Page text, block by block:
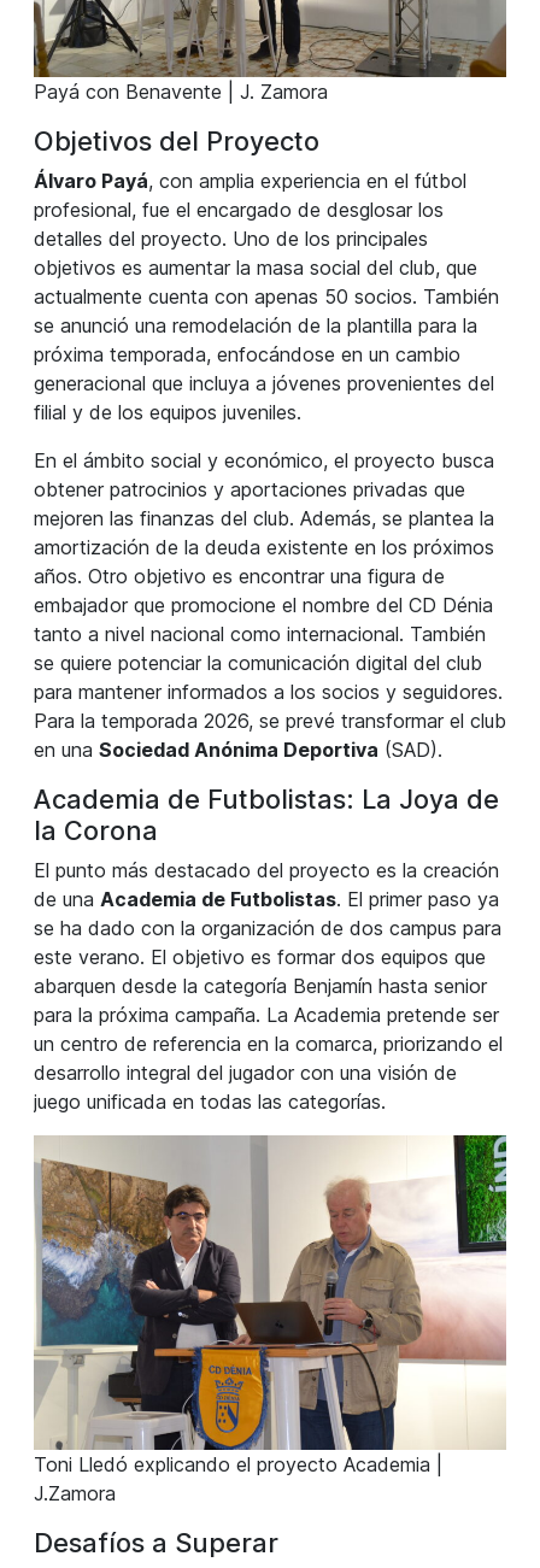
Payá con Benavente | J. Zamora
Objetivos del Proyecto
Álvaro Payá, con amplia experiencia en el fútbol
profesional, fue el encargado de desglosar los
detalles del proyecto. Uno de los principales
objetivos es aumentar la masa social del club, que
actualmente cuenta con apenas 50 socios. También
se anunció una remodelación de la plantilla para la
próxima temporada, enfocándose en un cambio
generacional que incluya a jóvenes provenientes del
filial y de los equipos juveniles.
En el ámbito social y económico, el proyecto busca
obtener patrocinios y aportaciones privadas que
mejoren las finanzas del club. Además, se plantea la
amortización de la deuda existente en los próximos
años. Otro objetivo es encontrar una figura de
embajador que promocione el nombre del CD Dénia
tanto a nivel nacional como internacional. También
se quiere potenciar la comunicación digital del club
para mantener informados a los socios y seguidores.
Para la temporada 2026, se prevé transformar el club
en una Sociedad Anónima Deportiva (SAD).
Academia de Futbolistas: La Joya de
la Corona
El punto más destacado del proyecto es la creación
de una Academia de Futbolistas. El primer paso ya
se ha dado con la organización de dos campus para
este verano. El objetivo es formar dos equipos que
abarquen desde la categoría Benjamín hasta senior
para la próxima campaña. La Academia pretende ser
un centro de referencia en la comarca, priorizando el
desarrollo integral del jugador con una visión de
juego unificada en todas las categorías.
Toni Lledó explicando el proyecto Academia |
J.Zamora
Desafíos a Superar